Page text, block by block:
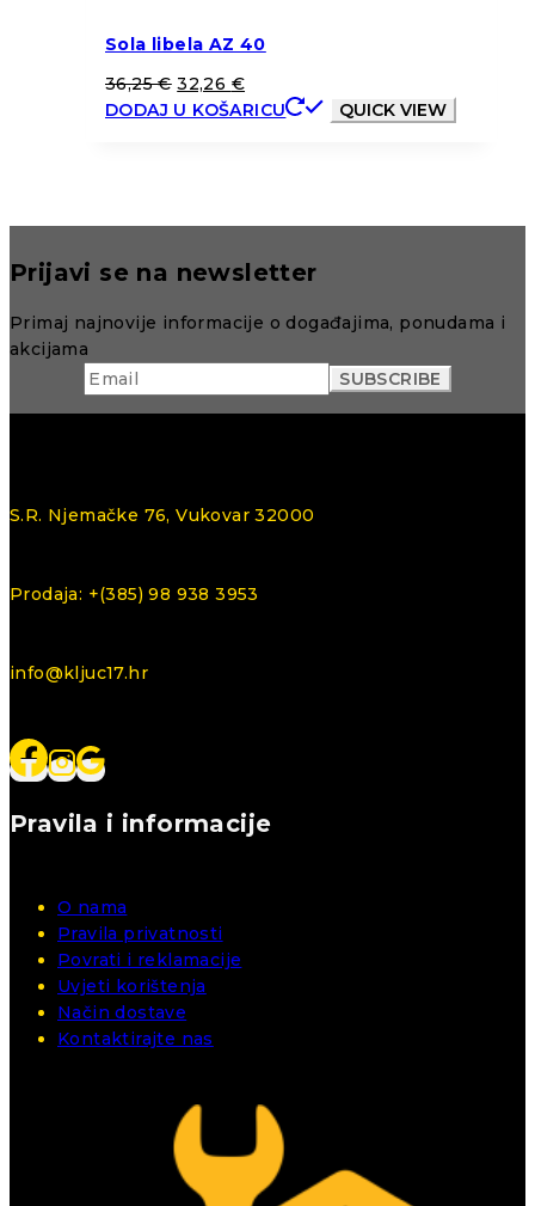
Sola libela AZ 40
36,25€ 32,26 €
DODAJ U KOŠARICU
QUICK VIEW
Prijavi se na newsletter
Primaj najnovije informacije o događajima, ponudama i
akcijama
S.R. Njemačke 76, Vukovar 32000
Prodaja: +(385) 98 938 3953
info@kljuc17.hr
Pravila i informacije
O nama
Pravila privatnosti
Povrati i reklamacije
Uvjeti korištenja
Način dostave
Kontaktirajte nas